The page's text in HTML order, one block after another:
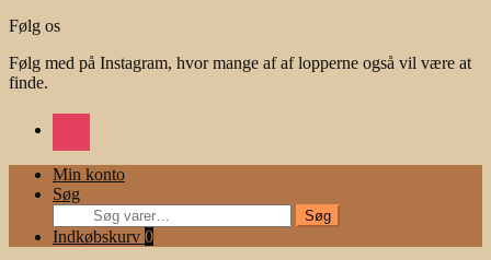
Følg os
Følg med på Instagram, hvor mange af af lopperne også vil være at
finde.
instagram
Min konto
Søg
efter:
Søg
Indkøbskurv 0